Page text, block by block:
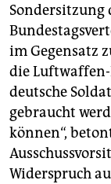
Sondersitzung
im Gegensatz
die
deutsche
gebraucht
können“,
Widerspruch